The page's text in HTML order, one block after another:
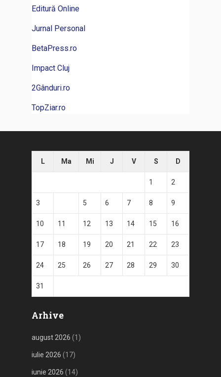
Editură Online
Jurnal Personal
BetaPress.ro
Impact Cluj
2Gânduri.ro
TopZiar.ro
L Ma Mi J V S D
1 2
3 5 6 7 8 9
10 11 12 13 14 15 16
17 18 19 20 21 22 23
24 25 26 27 28 29 30
31
Arhive
august 2026 (1)
iulie 2026 (17)
iunie 2026 (14)